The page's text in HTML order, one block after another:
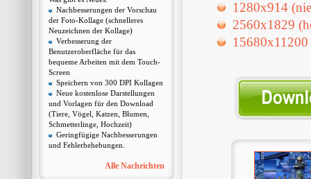
Nachbesserungen der Vorschau
der Foto-Kollage (schnelleres
Neuzeichnen der Kollage)
Verbesserung der
Benutzeroberfläche für das
bequeme Arbeiten mit dem Touch-
Screen
Speichern von 300 DPI Kollagen
Neue kostenlose Darstellungen
und Vorlagen für den Download
(Tiere, Vögel, Katzen, Blumen,
Schmetterlinge, Hochzeit)
Geringfügige Nachbesserungen
und Fehlerbehebungen.
Alle Nachrichten
1280х914
2560х1829